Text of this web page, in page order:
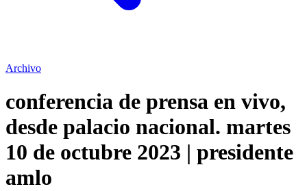
Archivo
conferencia de prensa en vivo,
desde palacio nacional. martes
10 de octubre 2023 | presidente
amlo